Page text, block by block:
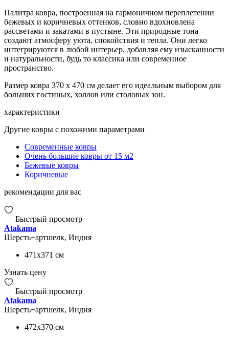
Палитра ковра, построенная на гармоничном переплетении
бежевых и коричневых оттенков, словно вдохновлена
рассветами и закатами в пустыне. Эти природные тона
создают атмосферу уюта, спокойствия и тепла. Они легко
интегрируются в любой интерьер, добавляя ему изысканности
и натуральности, будь то классика или современное
пространство.
Размер ковра 370 x 470 см делает его идеальным выбором для
больших гостиных, холлов или столовых зон.
характеристики
Другие ковры с похожими параметрами
Современные ковры
Очень большие ковры от 15 м2
Бежевые ковры
Коричневые
рекомендации для вас
Быстрый просмотр
Atakama
Шерсть+артшелк, Индия
471x371 см
Узнать цену
Быстрый просмотр
Atakama
Шерсть+артшелк, Индия
472x370 см